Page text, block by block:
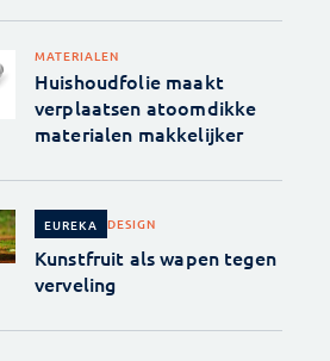
MATERIALEN
Huishoudfolie maakt
verplaatsen atoomdikke
materialen makkelijker
EUREKA DESIGN
Kunstfruit als wapen tegen
verveling